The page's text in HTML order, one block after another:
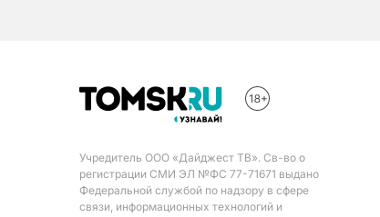
Учредитель ООО «Дайджест ТВ». Св-во о
регистрации СМИ ЭЛ №ФС 77-71671 выдано
Федеральной службой по надзору в сфере
связи, информационных технологий и